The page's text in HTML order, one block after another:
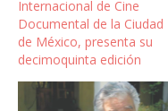
Internacional de Cine
Documental de la Ciudad
de México, presenta su
decimoquinta edición